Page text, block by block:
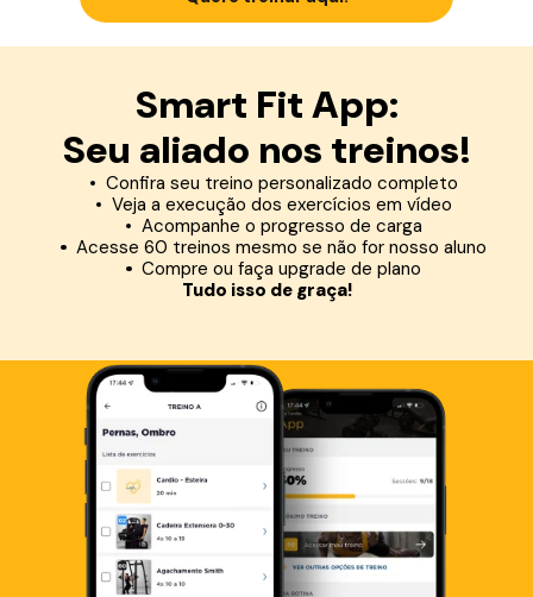
Smart Fit App:
Seu aliado nos treinos!
Confira seu treino personalizado completo
Veja a execução dos exercícios em vídeo
Acompanhe o progresso de carga
Acesse 60 treinos mesmo se não for nosso aluno
Compre ou faça upgrade de plano
Tudo isso de graça!